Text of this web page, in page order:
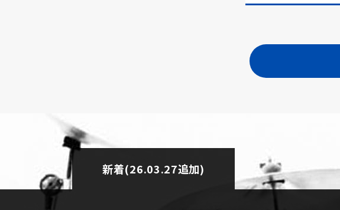
新曲追加しました。ハワイアンバラード16曲です。
2022.12.07 新曲追加しました。ボーカル入りボサノバ14曲です。
2022.11.17
新曲追加しました。軽めのダンス向けポップス14曲
新着(26.03.27追加)